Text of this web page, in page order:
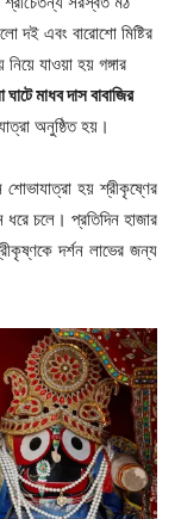
দই এবং বারোশো মিষ্টির
যাওয়া হয় গঙ্গার
মাধব দাস বাবাজির
অনুষ্ঠিত হয়।
হয় শ্রীকৃষ্ণের
চলে। প্রতিদিন হাজার
দর্শন লাভের জন্য